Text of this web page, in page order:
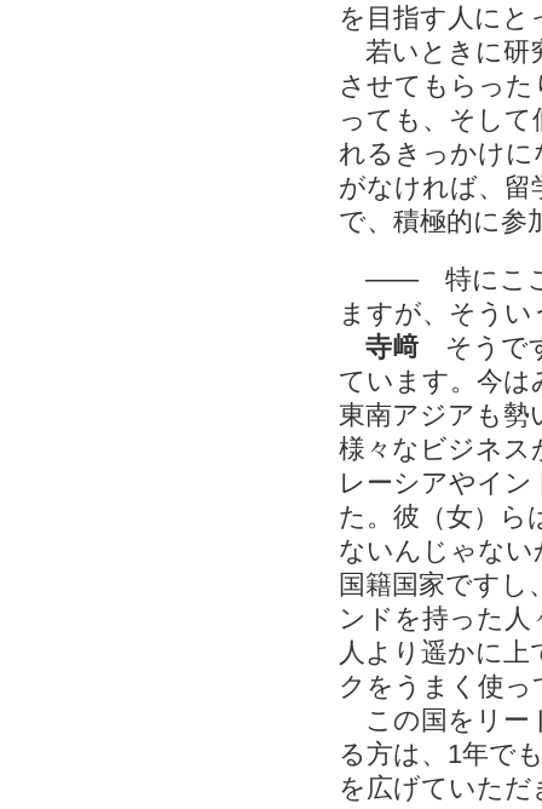
を目指す人に
若いときに研
させてもらっ
っても、そし
れるきっかけ
がなければ、留
で、積極的に参
―― 特にここ
ますが、そう
寺﨑 そうで
ています。今は
東南アジアも勢
様々なビジネス
レーシアやイ
た。彼（女）ら
ないんじゃな
国籍国家です
ンドを持った人
人より遥かに
クをうまく使
この国をリー
る方は、1年で
を広げていた